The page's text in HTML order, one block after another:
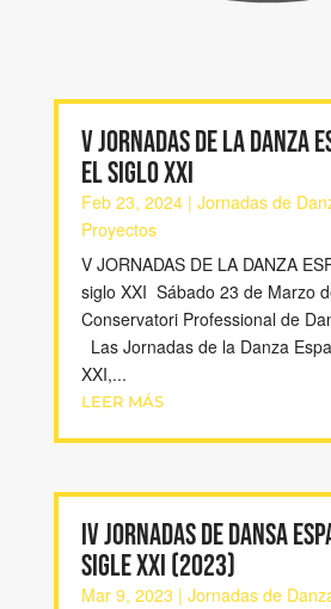
V JORNADAS DE LA DANZA
el siglo XXI
Feb 23, 2024| Jornadas de
Proyectos
V JORNADAS DE LA DANZA
siglo XXI Sábado 23 de Marzo
Conservatori Professional de
Las Jornadas de la Danza
XXI,...
LEER MÁS
IV JORNADAS DE DANSA
SIGLE XXI (2023)
Mar 9, 2023 | Jornadas de